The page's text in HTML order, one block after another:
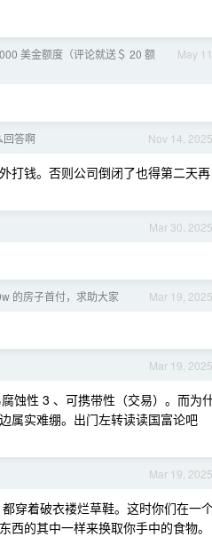
May 11
美金额度（评论就送＄ 20 额
Nov 14, 2025
回答啊
打钱。否则公司倒闭了也得第二天再
Mar 30, 2025
Mar 19, 2025
的房子首付，求助大家
Mar 19, 2025
蚀性 3 、可携带性（交易）。而为
属实难绷。出门左转读读国富论吧
Mar 19, 2025
穿着破衣褛烂草鞋。这时你们在一
的其中一样来换取你手中的食物。